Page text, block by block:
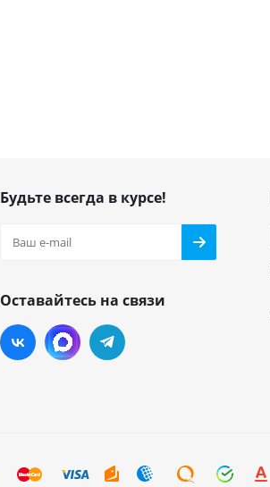
Будьте всегда в курсе!
Оставайтесь на связи